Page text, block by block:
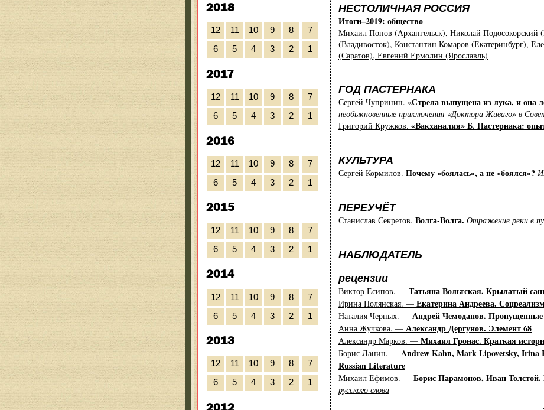
2018
12 11 10 9 8
7
6
5 4 3 2 1
2017
12 11 10 9 8
7
6
5 4 3 2 1
2016
12 11 10 9 8
7
6
5 4 3 2 1
2015
12 11 10 9 8
7
6
5 4 3 2 1
2014
12 11 10 9 8
7
6
5 4 3 2 1
2013
12 11 10 9 8
7
6
5 4 3 2 1
2012
НЕСТОЛИЧНАЯ РОССИЯ
Итоги–2019: общество
Михаил Попов (Архангельск), Николай Подосокорский
(Владивосток), Константин Комаров (Екатеринбург),
(Саратов), Евгений Ермолин (Ярославль)
ГОД ПАСТЕРНАКА
Сергей Чупринин. «Стрела выпущена из лука, и она
необыкновенные приключения «Доктора Живаго» в
Григорий Кружков. «Вакханалия» Б. Пастернака:
КУЛЬТУРА
Сергей Кормилов. Почему «боялась», а не «боялся»?
ПЕРЕУЧЁТ
Станислав Секретов. Волга-Волга. Отражение реки в
НАБЛЮДАТЕЛЬ
рецензии
Виктор Есипов. — Татьяна Вольтская. Крылатый
Ирина Полянская. — Екатерина Андреева.
Наталия Черных. — Андрей Чемоданов.
Анна Жучкова. — Александр Дергунов. Элемент 68
Александр Марков. — Михаил Гронас. Краткая
Борис Ланин. — Andrew Kahn, Mark Lipovetsky, Irina
Russian Literature
Михаил Ефимов. — Борис Парамонов, Иван
русского слова